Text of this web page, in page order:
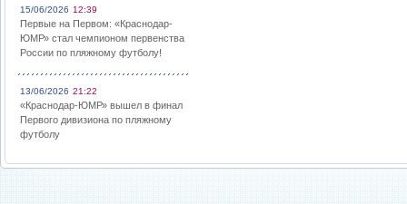
15/06/2026 12:39
Первые на Первом: «Краснодар-
ЮМР» стал чемпионом первенства
России по пляжному футболу!
13/06/2026 21:22
«Краснодар-ЮМР» вышел в финал
Первого дивизиона по пляжному
футболу